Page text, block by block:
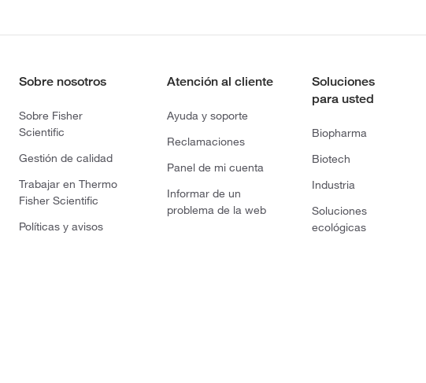
Sobre nosotros
Sobre Fisher
Scientific
Gestión de calidad
Trabajar en Thermo
Fisher Scientific
Políticas y avisos
Atención al cliente
Ayuda y soporte
Reclamaciones
Panel de mi cuenta
Informar de un
problema de la web
Soluciones
para usted
Biopharma
Biotech
Industria
Soluciones
ecológicas